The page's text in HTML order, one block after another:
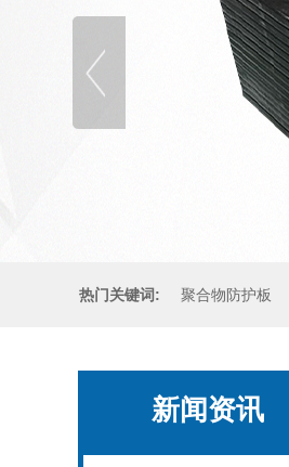
热门关键词: 聚合物防护板
新闻资讯